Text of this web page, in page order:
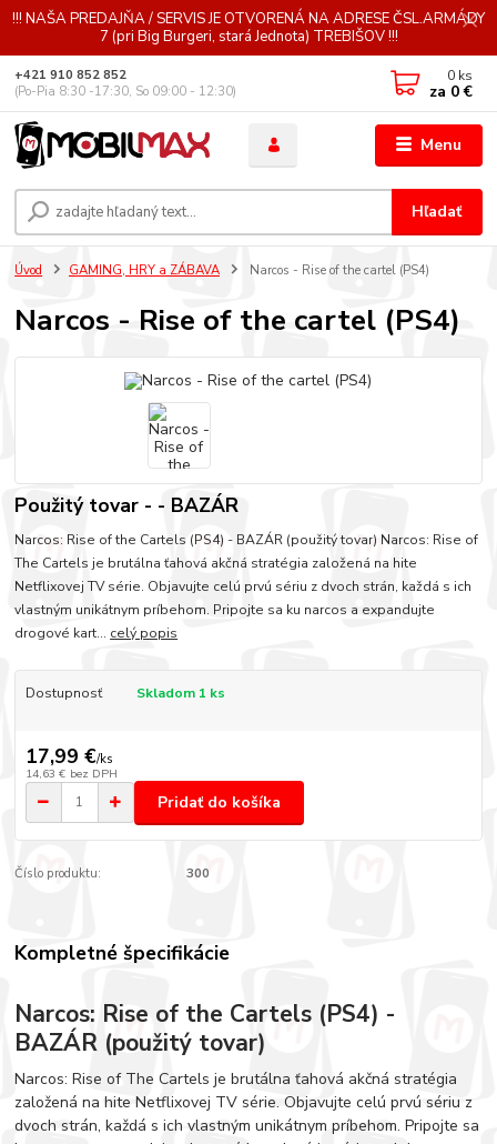
!!! NAŠA PREDAJŇA / SERVIS JE OTVORENÁ NA ADRESE ČSL.ARMÁDY
7 (pri Big Burgeri, stará Jednota) TREBIŠOV !!!
Menu
Hľadať
+421 910 852 852
(Po-Pia 8:30 -17:30, So 09:00 - 12:30)
0 ks
za 0 €
Úvod GAMING, HRY a ZÁBAVA Narcos - Rise of the cartel (PS4)
Narcos - Rise of the cartel (PS4)
Použitý tovar - - BAZÁR
Narcos: Rise of the Cartels (PS4) - BAZÁR (použitý tovar) Narcos: Rise of
The Cartels je brutálna ťahová akčná stratégia založená na hite
Netflixovej TV série. Objavujte celú prvú sériu z dvoch strán, každá s ich
vlastným unikátnym príbehom. Pripojte sa ku narcos a expandujte
drogové kart... celý popis
Dostupnosť Skladom 1 ks
17,99 €/ks
14,63 € bez DPH
Pridať do košíka
Číslo produktu: 300
Kompletné špecifikácie
Narcos: Rise of the Cartels (PS4) -
BAZÁR (použitý tovar)
Narcos: Rise of The Cartels je brutálna ťahová akčná stratégia
založená na hite Netflixovej TV série. Objavujte celú prvú sériu z
dvoch strán, každá s ich vlastným unikátnym príbehom. Pripojte sa